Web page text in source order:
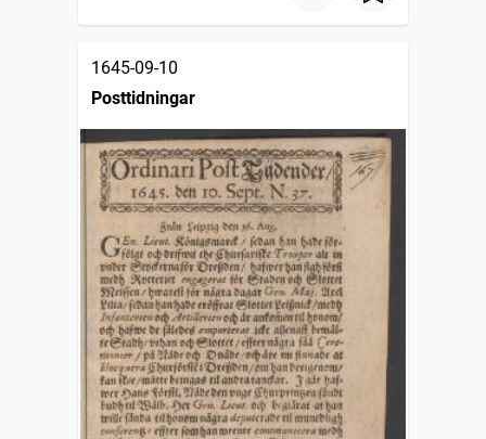
1645-09-10
Posttidningar